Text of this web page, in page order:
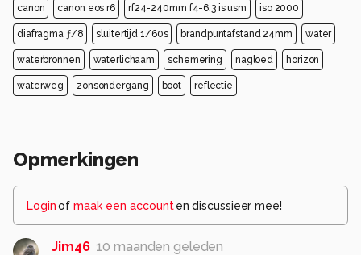
canon canon eos r6 rf24-240mm f4-6.3 is usm iso 2000
diafragma ƒ/8 sluitertijd 1/60s brandpuntafstand 24mm water
waterbronnen waterlichaam schemering nagloed horizon
waterweg zonsondergang boot reflectie
Opmerkingen
Loginof maak een account en discussieer mee!
Jim46 10 maanden geleden